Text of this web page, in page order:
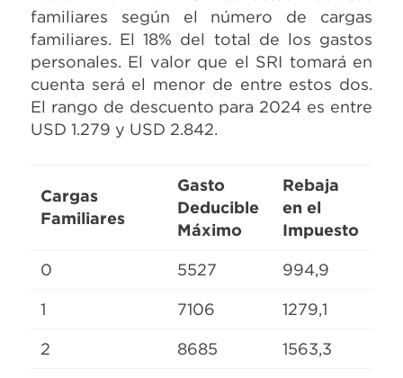
familiares según el número de cargas
familiares. El 18% del total de los gastos
personales. El valor que el SRI tomará en
cuenta será el menor de entre estos dos.
El rango de descuento para 2024 es entre
USD 1.279 y USD 2.842.
Cargas
Familiares
Gasto
Deducible
Máximo
Rebaja
en el
Impuesto
0 5527 994,9
1 7106 1279,1
2 8685 1563,3